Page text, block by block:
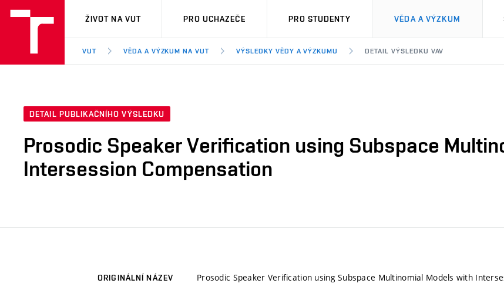
VUT
ŽIVOT NA VUT PRO UCHAZEČE PRO STUDENTY VĚDA A VÝZKUM
VUT VĚDA A VÝZKUM NA VUT VÝSLEDKY VĚDY A VÝZKUMU DETAIL VÝSLEDKU VAV
DETAIL PUBLIKAČNÍHO VÝSLEDKU
Prosodic Speaker Verification using Subspace
Intersession Compensation
ORIGINÁLNÍ NÁZEV Prosodic Speaker Verification using Subspace Multinomial Models with